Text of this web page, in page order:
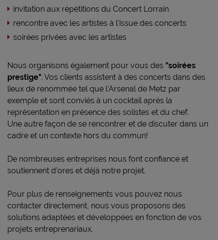
invitation aux répétitions du Concert Lorrain
rencontre avec les artistes à l'issue des concerts
soirées privées avec les artistes
Nous organisons également pour vous des "soirées
prestige". Vos clients assistent à des concerts dans des
lieux de renommée tel que l'Arsenal de Metz par
exemple et sont conviés à un cocktail après la
représentation en présence des solistes et du chef.
Une autre façon de se rencontrer et de discuter dans un
cadre et un contexte hors du commun!
De nombreuses entreprises nous font confiance et
soutiennent d'ores et déjà notre projet.
Pour plus de renseignements vous pouvez nous
contacter directement, nous vous proposons des
solutions adaptées et développées en fonction de vos
projets entreprenariaux.